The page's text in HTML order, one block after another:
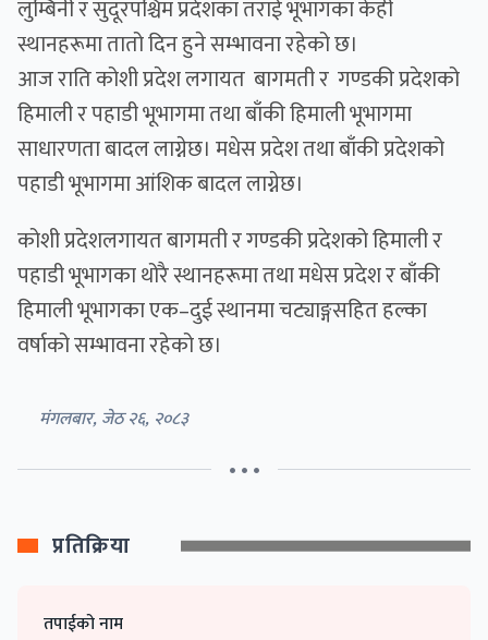
लुम्बिनी र सुदूरपश्चिम प्रदेशका तराई भूभागका केही
स्थानहरूमा तातो दिन हुने सम्भावना रहेको छ।
आज राति कोशी प्रदेश लगायत बागमती र गण्डकी प्रदेशको
हिमाली र पहाडी भूभागमा तथा बाँकी हिमाली भूभागमा
साधारणता बादल लाग्नेछ। मधेस प्रदेश तथा बाँकी प्रदेशको
पहाडी भूभागमा आंशिक बादल लाग्नेछ।
कोशी प्रदेशलगायत बागमती र गण्डकी प्रदेशको हिमाली र
पहाडी भूभागका थोरै स्थानहरूमा तथा मधेस प्रदेश र बाँकी
हिमाली भूभागका एक–दुई स्थानमा चट्याङ्गसहित हल्का
वर्षाको सम्भावना रहेको छ।
मंगलबार, जेठ २६, २०८३
• • •
प्रतिक्रिया
तपाईको नाम